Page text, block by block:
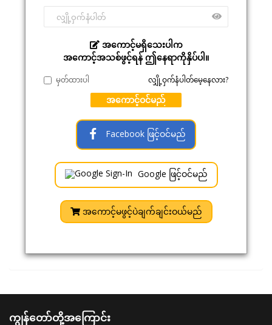
အကောင့်မရှိသေးပါက
အကောင့်အသစ်ဖွင့်ရန် ဤနေရာကိုနှိပ်ပါ။
မှတ်ထားပါ လျှို့ဝှက်နံပါတ်မေ့နေလား?
အကောင့်ဝင်မည်
Facebook ဖြင့်ဝင်မည်
Google ဖြင့်ဝင်မည်
အကောင့်မဖွင့်ပဲချက်ချင်းဝယ်မည်
ကျွန်တော်တို့အကြောင်း